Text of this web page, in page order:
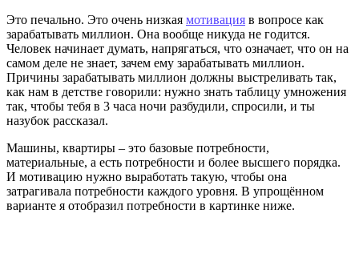
Это печально. Это очень низкая мотивация в вопросе как
зарабатывать миллион. Она вообще никуда не годится.
Человек начинает думать, напрягаться, что означает, что он на
самом деле не знает, зачем ему зарабатывать миллион.
Причины зарабатывать миллион должны выстреливать так,
как нам в детстве говорили: нужно знать таблицу умножения
так, чтобы тебя в 3 часа ночи разбудили, спросили, и ты
назубок рассказал.
Машины, квартиры – это базовые потребности,
материальные, а есть потребности и более высшего порядка.
И мотивацию нужно выработать такую, чтобы она
затрагивала потребности каждого уровня. В упрощённом
варианте я отобразил потребности в картинке ниже.